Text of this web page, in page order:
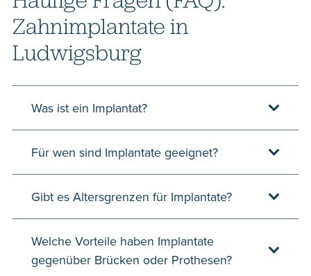
Zahnimplantate in
Ludwigsburg
Was ist ein Implantat?
Für wen sind Implantate geeignet?
Gibt es Altersgrenzen für Implantate?
Welche Vorteile haben Implantate
gegenüber Brücken oder Prothesen?